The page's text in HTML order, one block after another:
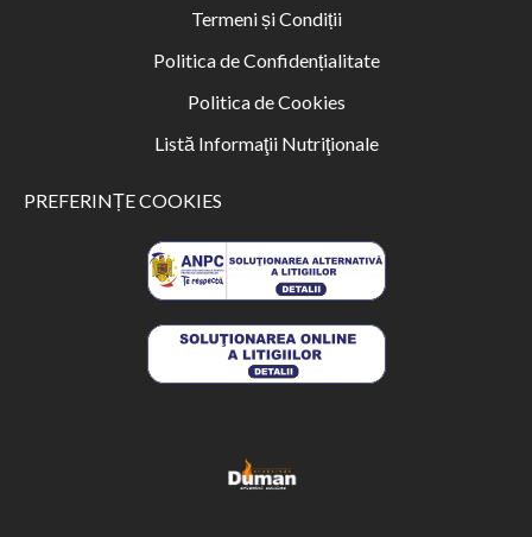
Termeni și Condiții
Politica de Confidențialitate
Politica de Cookies
Listă Informaţii Nutriţionale
PREFERINȚE COOKIES